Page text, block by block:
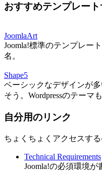
おすすめテンプレート
JoomlaArt
Joomla!標準のテンプレー
名。
Shape5
ベーシックなデザインが
そう。Wordpressのテーマも
自分用のリンク
ちょくちょくアクセスす
Technical Requirements
Joomla!の必須環境が